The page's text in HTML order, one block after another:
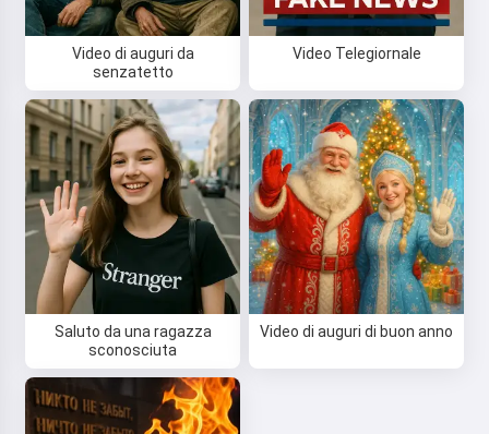
Video di auguri da
senzatetto
Video Telegiornale
Saluto da una ragazza
sconosciuta
Video di auguri di buon anno